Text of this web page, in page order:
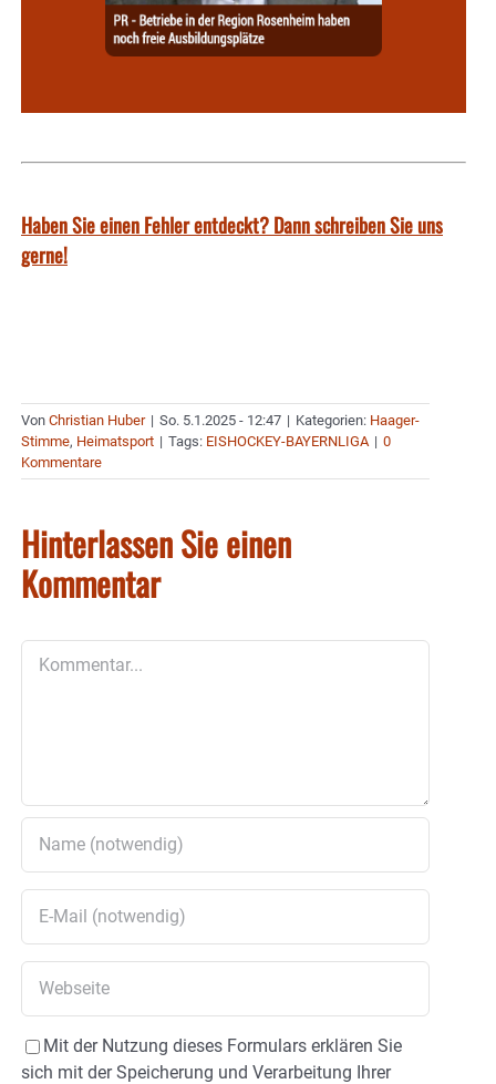
Haben Sie einen Fehler entdeckt? Dann schreiben Sie uns
gerne!
Von Christian Huber | So. 5.1.2025 - 12:47 | Kategorien: Haager-
Stimme, Heimatsport | Tags: EISHOCKEY-BAYERNLIGA | 0
Kommentare
Hinterlassen Sie einen
Kommentar
Mit der Nutzung dieses Formulars erklären Sie
sich mit der Speicherung und Verarbeitung Ihrer